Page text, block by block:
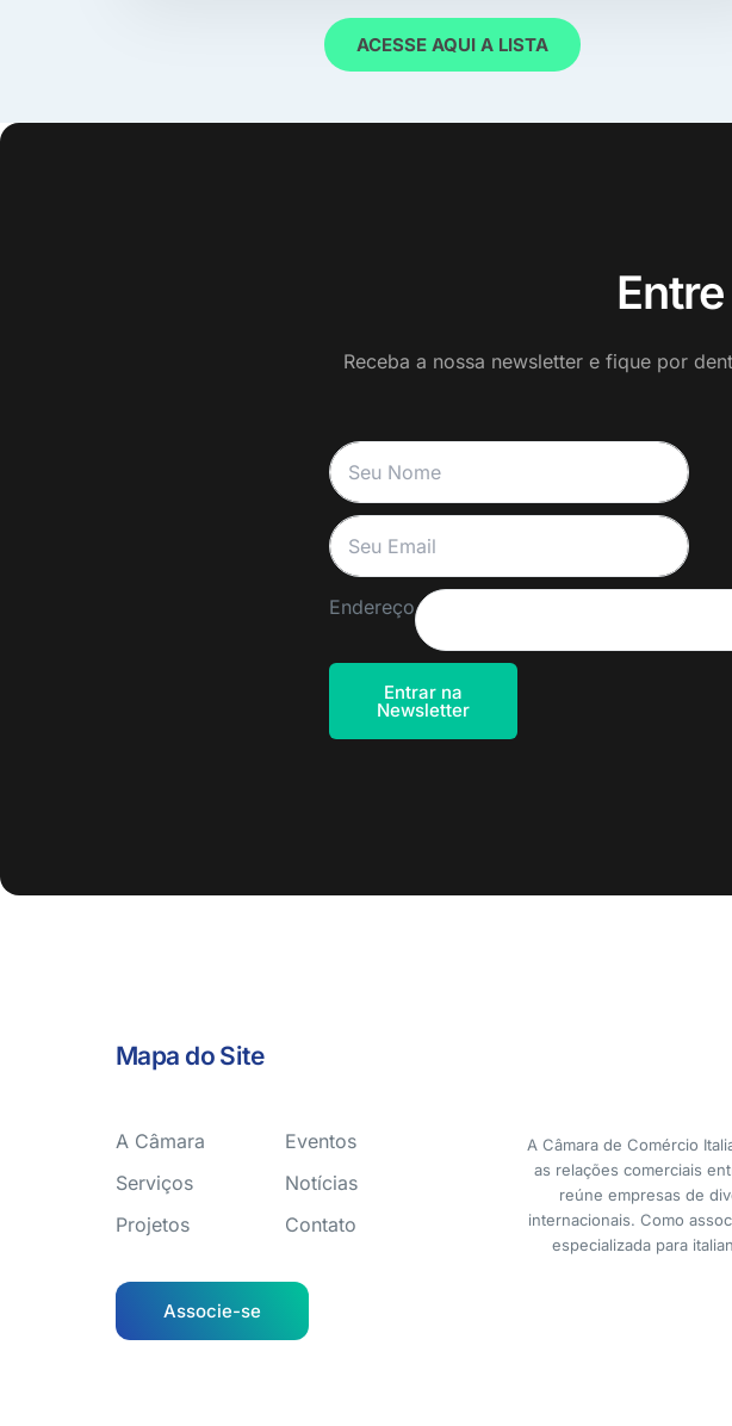
ACESSE AQUI A LISTA
Receba a nossa newsletter e fique por
Endereço
Entrar na
Newsletter
Mapa do Site
A Câmara
Serviços
Projetos
Eventos
Notícias
Contato
Associe-se
A Câmara de Comércio
as relações comerciais
reúne empresas de
internacionais. Como
especializada para